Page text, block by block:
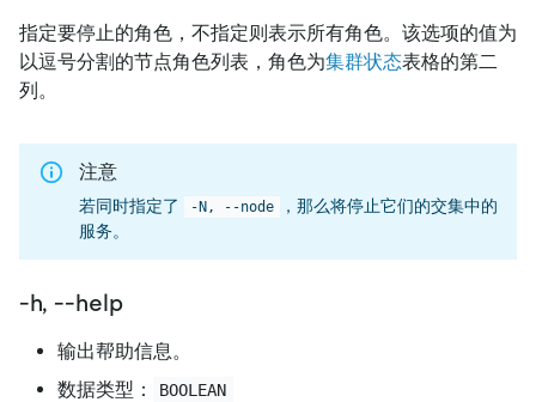
指定要停止的角色，不指定则表示所有角色。该选项的值为
以逗号分割的节点角色列表，角色为集群状态表格的第二
列。
注意
若同时指定了 -N, --node
，那么将停止它们的交集中的
服务。
-h, --help
输出帮助信息。
数据类型：
BOOLEAN